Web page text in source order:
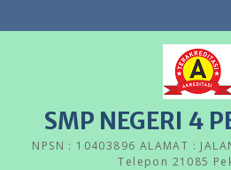
to
SMP NEGERI 4
NPSN : 10403896 ALAMAT :
Telepon 21085